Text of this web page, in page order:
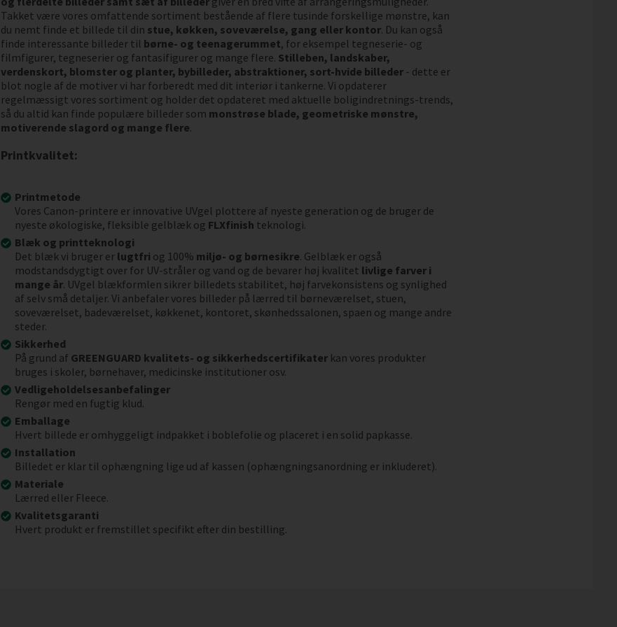
Takket være vores omfattende sortiment bestående af flere tusinde forskellige mønstre, kan
du nemt finde et billede til din stue, køkken, soveværelse, gang eller kontor. Du kan også
finde interessante billeder til børne- og teenagerummet, for eksempel tegneserie- og
filmfigurer, tegneserier og fantasifigurer og mange flere. Stilleben, landskaber,
verdenskort, blomster og planter, bybilleder, abstraktioner, sort-hvide billeder- dette er
blot nogle af de motiver vi har forberedt med dit interiør i tankerne. Vi opdaterer
regelmæssigt vores sortiment og holder det opdateret med aktuelle boligindretnings-trends,
så du altid kan finde populære billeder som monstrøse blade, geometriske mønstre,
motiverende slagord og mange flere.
Printkvalitet:
Printmetode
Vores Canon-printere er innovative UVgel plottere af nyeste generation og de bruger de
nyeste økologiske, fleksible gelblæk og FLXfinish teknologi.
Blæk og printteknologi
Det blæk vi bruger er lugtfri og 100% miljø- og børnesikre. Gelblæk er også
modstandsdygtigt over for UV-stråler og vand og de bevarer høj kvalitet livlige farver i
mange år. UVgel blækformlen sikrer billedets stabilitet, høj farvekonsistens og synlighed
af selv små detaljer. Vi anbefaler vores billeder på lærred til børneværelset, stuen,
soveværelset, badeværelset, køkkenet, kontoret, skønhedssalonen, spaen og mange andre
steder.
Sikkerhed
På grund af GREENGUARD kvalitets- og sikkerhedscertifikaterkan vores produkter
bruges i skoler, børnehaver, medicinske institutioner osv.
Vedligeholdelsesanbefalinger
Rengør med en fugtig klud.
Emballage
Hvert billede er omhyggeligt indpakket i boblefolie og placeret i en solid papkasse.
Installation
Billedet er klar til ophængning lige ud af kassen (ophængningsanordning er inkluderet).
Materiale
Lærred eller Fleece.
Kvalitetsgaranti
Hvert produkt er fremstillet specifikt efter din bestilling.